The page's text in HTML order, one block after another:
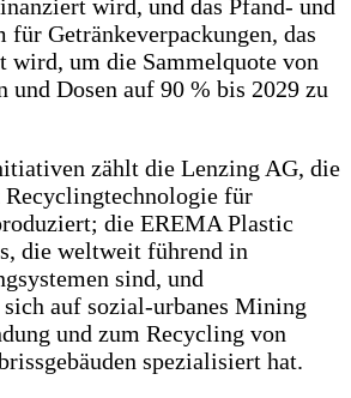
wird, und das Pfand- und
für Getränkeverpackungen, das
wird, um die Sammelquote von
und Dosen auf 90 % bis 2029 zu
zählt die Lenzing AG, die
für
die EREMA Plastic
die weltweit führend in
sind, und
auf sozial-urbanes Mining
und zum Recycling von
spezialisiert hat.